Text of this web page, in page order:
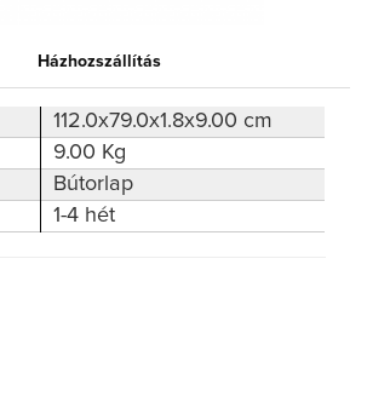
Házhozszállítás
112.0x79.0x1.8x9.00 cm
9.00 Kg
Bútorlap
1-4 hét